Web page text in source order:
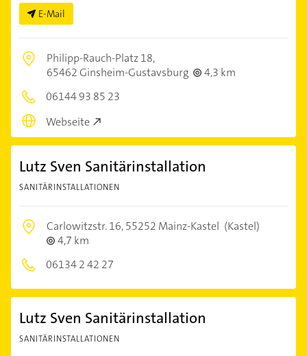
E-Mail
Philipp-Rauch-Platz 18,
65462 Ginsheim-Gustavsburg
4,3 km
06144 93 85 23
Webseite
Lutz Sven Sanitärinstallation
SANITÄRINSTALLATIONEN
Carlowitzstr. 16,55252 Mainz-Kastel (Kastel)
4,7 km
06134 2 42 27
Lutz Sven Sanitärinstallation
SANITÄRINSTALLATIONEN